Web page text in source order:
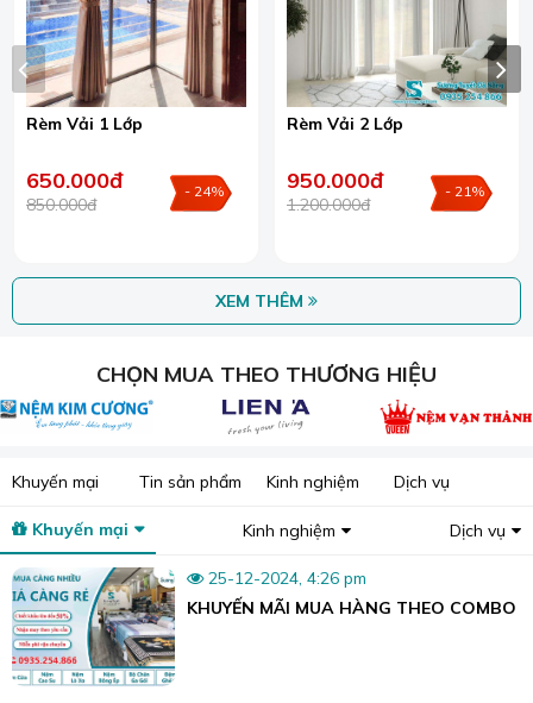
Rèm Vải 1 Lớp
650.000đ
850.000đ
- 24%
Rèm Vải 2 Lớp
950.000đ
1.200.000đ
- 21%
XEM THÊM
CHỌN MUA THEO THƯƠNG HIỆU
Khuyến mại Tin sản phẩm Kinh nghiệm Dịch vụ
Khuyến mại Kinh nghiệm Dịch vụ
25-12-2024, 4:26 pm
KHUYẾN MÃI MUA HÀNG THEO COMBO